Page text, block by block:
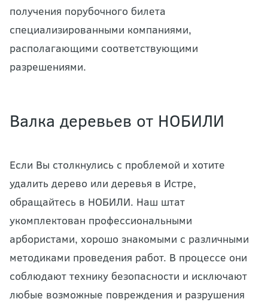
получения порубочного билета
специализированными компаниями,
располагающими соответствующими
разрешениями.
Валка деревьев от НОБИЛИ
Если Вы столкнулись с проблемой и хотите
удалить дерево или деревья в Истре,
обращайтесь в НОБИЛИ. Наш штат
укомплектован профессиональными
арбористами, хорошо знакомыми с различными
методиками проведения работ. В процессе они
соблюдают технику безопасности и исключают
любые возможные повреждения и разрушения